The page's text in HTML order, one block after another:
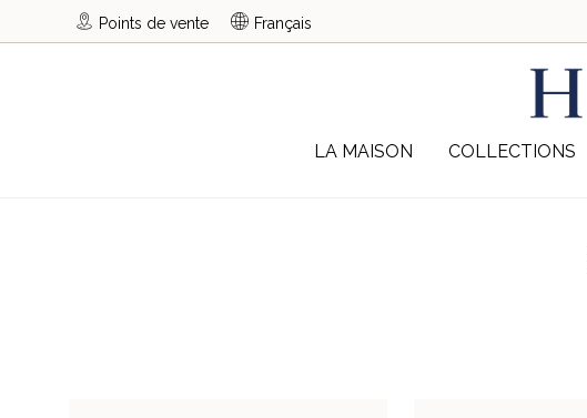
Points de vente Français
LA MAISON COLLECTIONS